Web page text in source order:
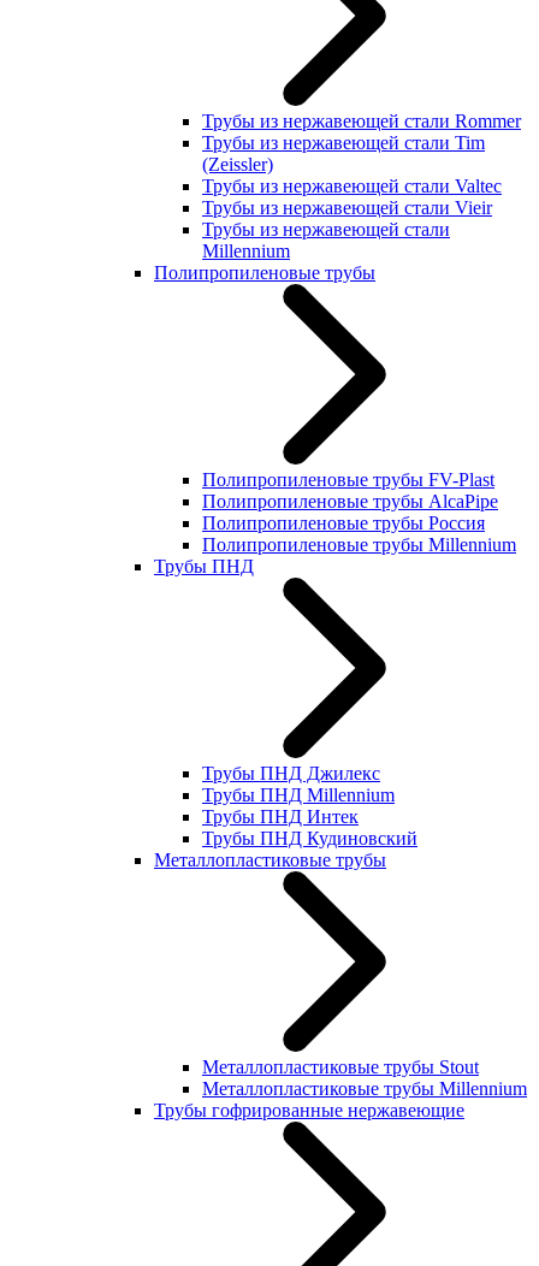
Трубы из нержавеющей стали Rommer
Трубы из нержавеющей стали Tim
(Zeissler)
Трубы из нержавеющей стали Valtec
Трубы из нержавеющей стали Vieir
Трубы из нержавеющей стали
Millennium
Полипропиленовые трубы
Полипропиленовые трубы FV-Plast
Полипропиленовые трубы AlcaPipe
Полипропиленовые трубы Россия
Полипропиленовые трубы Millennium
Трубы ПНД
Трубы ПНД Джилекс
Трубы ПНД Millennium
Трубы ПНД Интек
Трубы ПНД Кудиновский
Металлопластиковые трубы
Металлопластиковые трубы Stout
Металлопластиковые трубы Millennium
Трубы гофрированные нержавеющие